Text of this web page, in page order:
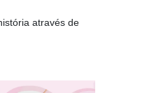
através de